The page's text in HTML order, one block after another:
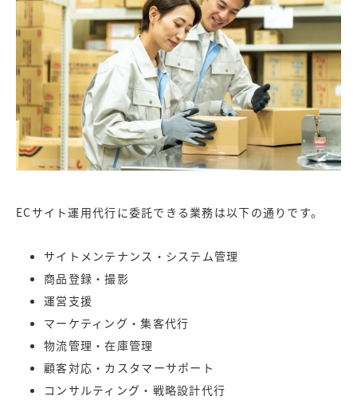
ECサイト運用代行に委託できる業務は以下の通りです。
サイトメンテナンス・システム管理
商品登録・撮影
運営支援
マーケティング・集客代行
物流管理・在庫管理
顧客対応・カスタマーサポート
コンサルティング・戦略設計代行